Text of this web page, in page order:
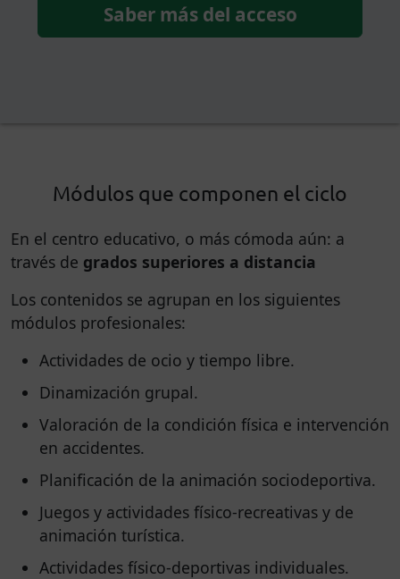
Saber más del acceso
Módulos que componen el ciclo
En el centro educativo, o más cómoda aún: a
través de grados superiores a distancia
Los contenidos se agrupan en los siguientes
módulos profesionales:
Actividades de ocio y tiempo libre.
Dinamización grupal.
Valoración de la condición física e intervención
en accidentes.
Planificación de la animación sociodeportiva.
Juegos y actividades físico-recreativas y de
animación turística.
Actividades físico-deportivas individuales.